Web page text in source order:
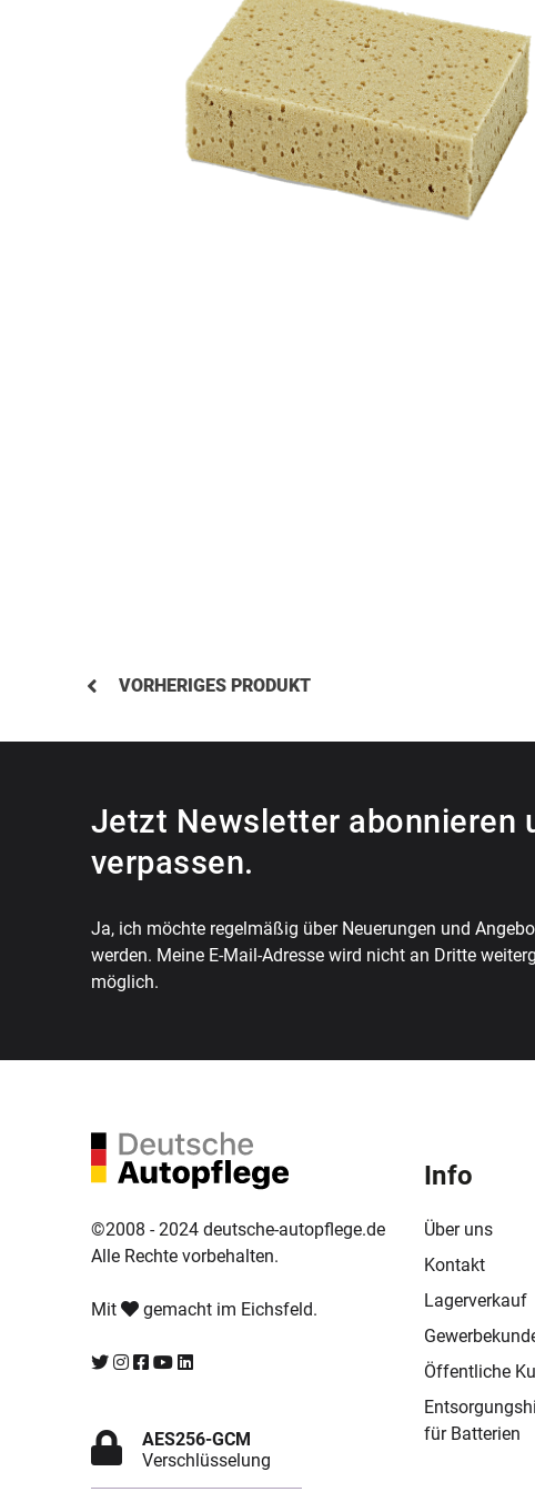
VORHERIGES PRODUKT
Jetzt Newsletter abonnieren
verpassen.
Ja, ich möchte regelmäßig über Neuerungen und
werden. Meine E-Mail-Adresse wird nicht an Dritte
möglich.
©2008 - 2024 deutsche-autopflege.de
Alle Rechte vorbehalten.
Mit gemacht im Eichsfeld.
AES256-GCM
Verschlüsselung
Info
Über uns
Kontakt
Lagerverkauf
Öffentliche
für Batterien